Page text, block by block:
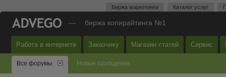
Биржа маркетинга Каталог услуг
— биржа копирайтинга №1
Работа в интернете Заказчику Магазин статей Сервис
Все форумы Новые сообщения